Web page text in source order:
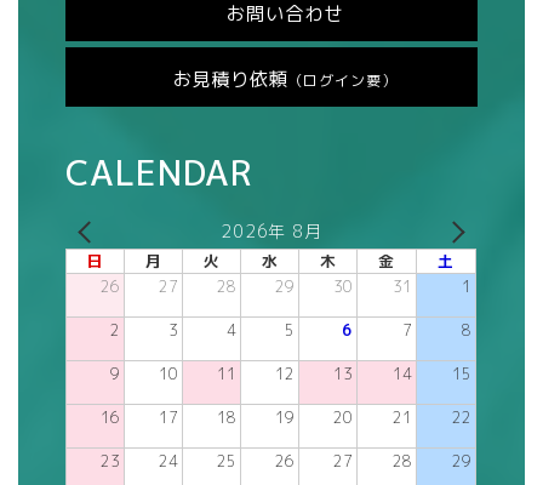
お問い合わせ
お見積り依頼 （ログイン要）
CALENDAR
2026年 8月
日 月 火 水 木 金 土
26 27 28 29 30 31 1
2 3 4 5 6 7 8
9 10 11 12 13 14 15
16 17 18 19 20 21 22
23 24 25 26 27 28 29